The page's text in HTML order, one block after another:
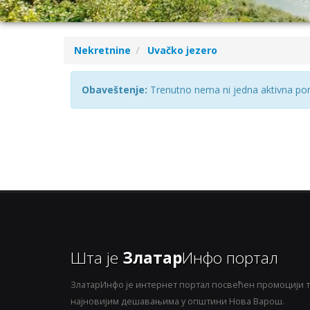
Nekretnine Uvačko jezero
Obaveštenje: Trenutno nema ni jedna aktivna
Шта је ЗлатарИнфо портал
ЗлатарИнфо је интернет портал посвећен промоцији
најновијим дешавањима у општини Нова Варош.